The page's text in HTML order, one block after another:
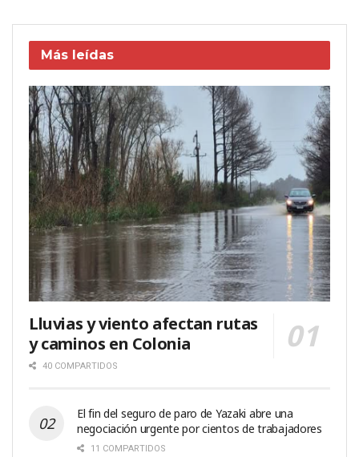
Más leídas
Lluvias y viento afectan rutas
y caminos en Colonia
40 COMPARTIDOS
El fin del seguro de paro de Yazaki abre una
negociación urgente por cientos de trabajadores
11 COMPARTIDOS